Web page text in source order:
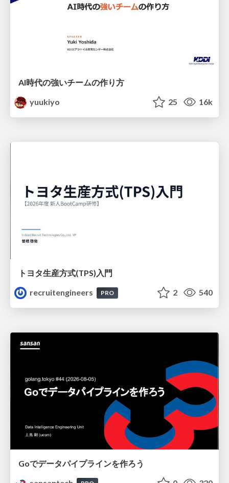
AI時代の強いチームの作り方
yuukiyo
25 16k
トヨタ⽣産⽅式(TPS)⼊⾨
recruitengineers
PRO 2 540
Goでデータパイプラインを作ろう